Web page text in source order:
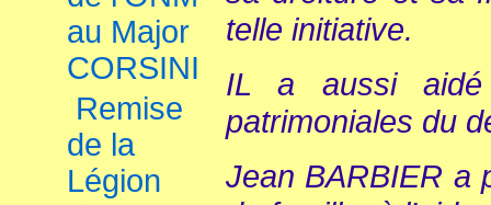
au Major
CORSINI
Remise
de la
Légion
telle initiative.
IL a aussi aidé
patrimoniales du
Jean BARBIER a